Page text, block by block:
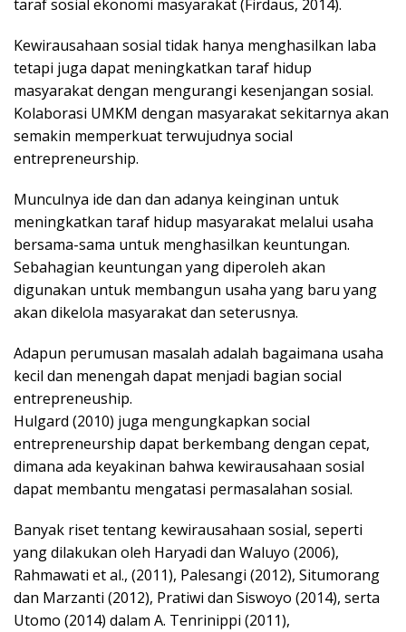
taraf sosial ekonomi masyarakat (Firdaus, 2014).
Kewirausahaan sosial tidak hanya menghasilkan laba
tetapi juga dapat meningkatkan taraf hidup
masyarakat dengan mengurangi kesenjangan sosial.
Kolaborasi UMKM dengan masyarakat sekitarnya akan
semakin memperkuat terwujudnya social
entrepreneurship.
Munculnya ide dan dan adanya keinginan untuk
meningkatkan taraf hidup masyarakat melalui usaha
bersama-sama untuk menghasilkan keuntungan.
Sebahagian keuntungan yang diperoleh akan
digunakan untuk membangun usaha yang baru yang
akan dikelola masyarakat dan seterusnya.
Adapun perumusan masalah adalah bagaimana usaha
kecil dan menengah dapat menjadi bagian social
entrepreneuship.
Hulgard (2010) juga mengungkapkan social
entrepreneurship dapat berkembang dengan cepat,
dimana ada keyakinan bahwa kewirausahaan sosial
dapat membantu mengatasi permasalahan sosial.
Banyak riset tentang kewirausahaan sosial, seperti
yang dilakukan oleh Haryadi dan Waluyo (2006),
Rahmawati et al., (2011), Palesangi (2012), Situmorang
dan Marzanti (2012), Pratiwi dan Siswoyo (2014), serta
Utomo (2014) dalam A. Tenrinippi (2011),